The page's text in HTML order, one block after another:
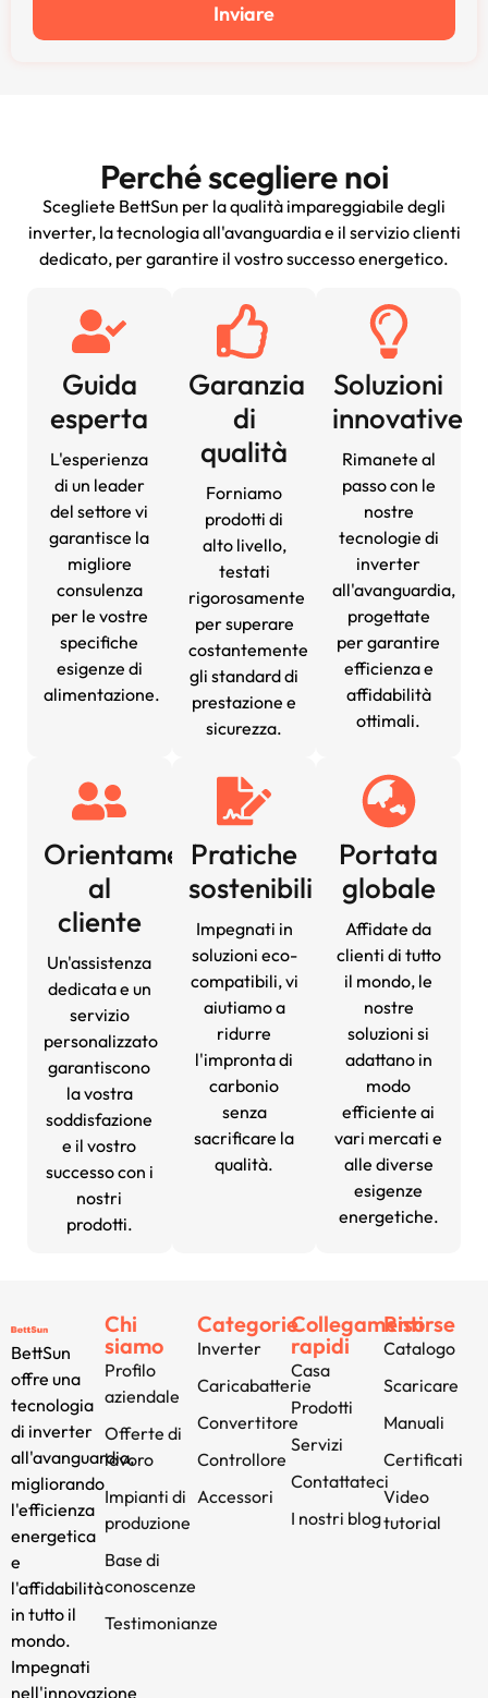
Inviare
Perché scegliere noi
Scegliete BettSun per la qualità impareggiabile degli
inverter, la tecnologia all'avanguardia e il servizio clienti
dedicato, per garantire il vostro successo energetico.
Guida
esperta
L'esperienza
di un leader
del settore vi
garantisce la
migliore
consulenza
per le vostre
specifiche
esigenze di
alimentazione.
Garanzia
di
qualità
Forniamo
prodotti di
alto livello,
testati
rigorosamente
per superare
costantemente
gli standard di
prestazione e
sicurezza.
Soluzioni
innovative
Rimanete al
passo con le
nostre
tecnologie di
inverter
all'avanguardia,
progettate
per garantire
efficienza e
affidabilità
ottimali.
Orientamento
al
cliente
Un'assistenza
dedicata e un
servizio
personalizzato
garantiscono
la vostra
soddisfazione
e il vostro
successo con i
nostri
prodotti.
Pratiche
sostenibili
Impegnati in
soluzioni eco-
compatibili, vi
aiutiamo a
ridurre
l'impronta di
carbonio
senza
sacrificare la
qualità.
Portata
globale
Affidate da
clienti di tutto
il mondo, le
nostre
soluzioni si
adattano in
modo
efficiente ai
vari mercati e
alle diverse
esigenze
energetiche.
BettSun
offre una
tecnologia
di inverter
all'avanguardia,
migliorando
l'efficienza
energetica
e
l'affidabilità
in tutto il
mondo.
Impegnati
nell'innovazione
Chi
siamo
Profilo
aziendale
Offerte di
lavoro
Impianti di
produzione
Base di
conoscenze
Testimonianze
Categorie
Inverter
Caricabatterie
Convertitore
Controllore
Accessori
Collegamenti
rapidi
Casa
Prodotti
Servizi
Contattateci
I nostri blog
Risorse
Catalogo
Scaricare
Manuali
Certificati
Video
tutorial